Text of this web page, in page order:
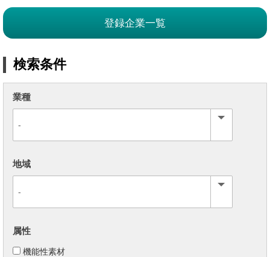
登録企業一覧
検索条件
業種
地域
属性
機能性素材